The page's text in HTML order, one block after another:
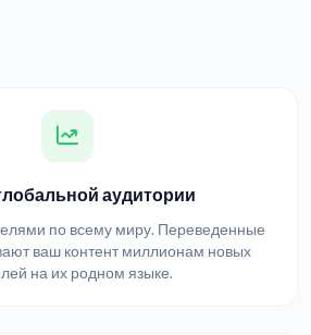
аудитории
по всему миру. Переведенные
ваш контент миллионам новых
на их родном языке.